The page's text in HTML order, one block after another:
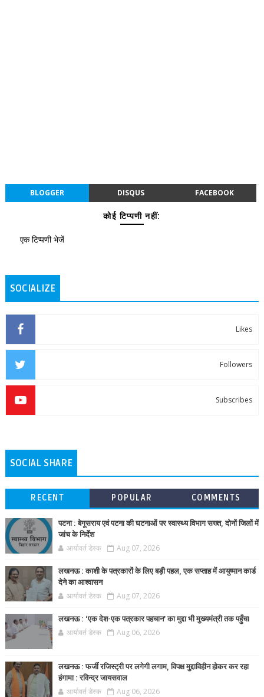
BLOGGER DISQUS FACEBOOK
कोई टिप्पणी नहीं:
एक टिप्पणी भेजें
SOCIALIZE
Likes
Followers
Subscribes
SOCIAL SHARE
RECENT POPULAR COMMENTS
पटना : बेगूसराय एवं पटना की घटनाओं पर स्वास्थ्य विभाग सख्त, दोनों जिलों में
जांच के निर्देश
आर्यावर्त डेस्क Aug 07, 2026
लखनऊ : काशी के पत्रकारों के लिए बड़ी पहल, एक सप्ताह में आयुष्मान कार्ड
देने का आश्वासन
आर्यावर्त डेस्क Aug 07, 2026
लखनऊ : ‘एक देश-एक पत्रकार पहचान’ का मुद्दा भी मुख्यमंत्री तक पहुँचा
आर्यावर्त डेस्क Aug 06, 2026
लखनऊ : फर्जी रजिस्ट्री पर लगेगी लगाम, विपक्ष मुद्दाविहीन होकर कर रहा
हंगामा : रविन्द्र जायसवाल
आर्यावर्त डेस्क Aug 06, 2026